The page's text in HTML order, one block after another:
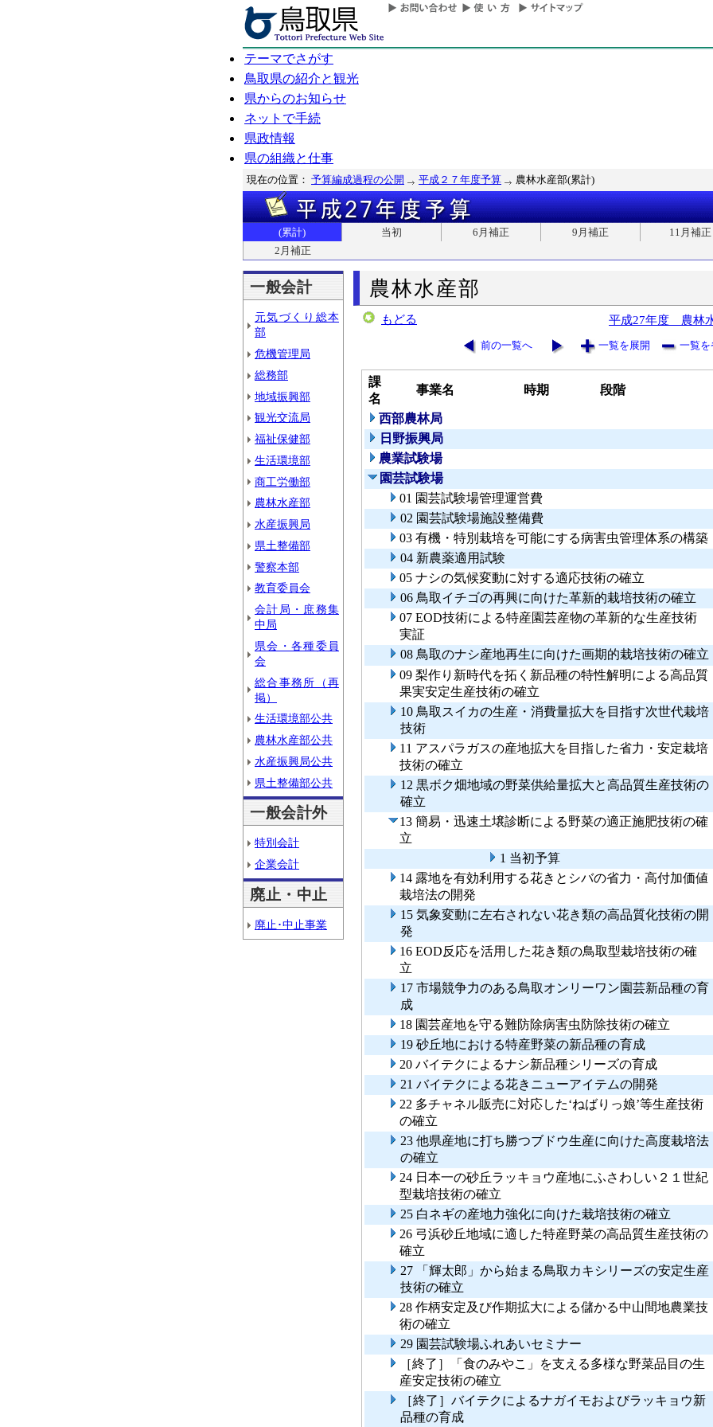
テーマでさがす
鳥取県の紹介と観光
県からのお知らせ
ネットで手続
県政情報
県の組織と仕事
現在の位置： 予算編成過程の公開 平成２７年度予算 農林水産部(累計)
(累計) 当初 6月補正 9月補正
11月補正
2月補正
一般会計
元気づくり総本
部
危機管理局
総務部
地域振興部
観光交流局
福祉保健部
生活環境部
商工労働部
農林水産部
水産振興局
県土整備部
警察本部
教育委員会
会計局・庶務集
中局
県会・各種委員
会
総合事務所（再
掲）
生活環境部公共
農林水産部公共
水産振興局公共
県土整備部公共
一般会計外
特別会計
企業会計
廃止・中止
廃止･中止事業
農林水産部
もどる 平成27年度 農林
前の一覧へ 一覧を展開 一覧を
課
名
事業名 時期 段階
西部農林局
日野振興局
農業試験場
園芸試験場
01 園芸試験場管理運営費
02 園芸試験場施設整備費
03 有機・特別栽培を可能にする病害虫管理体系の構築
04 新農薬適用試験
05 ナシの気候変動に対する適応技術の確立
06 鳥取イチゴの再興に向けた革新的栽培技術の確立
07 EOD技術による特産園芸産物の革新的な生産技術
実証
08 鳥取のナシ産地再生に向けた画期的栽培技術の確立
09 梨作り新時代を拓く新品種の特性解明による高品質
果実安定生産技術の確立
10 鳥取スイカの生産・消費量拡大を目指す次世代栽培
技術
11 アスパラガスの産地拡大を目指した省力・安定栽培
技術の確立
12 黒ボク畑地域の野菜供給量拡大と高品質生産技術の
確立
13 簡易・迅速土壌診断による野菜の適正施肥技術の確
立
1 当初予算
14 露地を有効利用する花きとシバの省力・高付加価値
栽培法の開発
15 気象変動に左右されない花き類の高品質化技術の開
発
16 EOD反応を活用した花き類の鳥取型栽培技術の確
立
17 市場競争力のある鳥取オンリーワン園芸新品種の育
成
18 園芸産地を守る難防除病害虫防除技術の確立
19 砂丘地における特産野菜の新品種の育成
20 バイテクによるナシ新品種シリーズの育成
21 バイテクによる花きニューアイテムの開発
22 多チャネル販売に対応した‘ねばりっ娘’等生産技術
の確立
23 他県産地に打ち勝つブドウ生産に向けた高度栽培法
の確立
24 日本一の砂丘ラッキョウ産地にふさわしい２１世紀
型栽培技術の確立
25 白ネギの産地力強化に向けた栽培技術の確立
26 弓浜砂丘地域に適した特産野菜の高品質生産技術の
確立
27 「輝太郎」から始まる鳥取カキシリーズの安定生産
技術の確立
28 作柄安定及び作期拡大による儲かる中山間地農業技
術の確立
29 園芸試験場ふれあいセミナー
［終了］「食のみやこ」を支える多様な野菜品目の生
産安定技術の確立
［終了］バイテクによるナガイモおよびラッキョウ新
品種の育成